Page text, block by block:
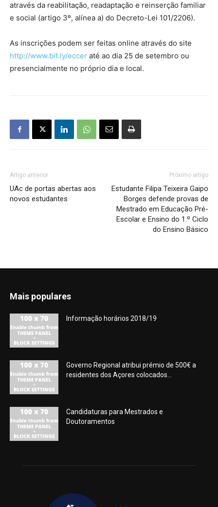
através da reabilitação, readaptação e reinserção familiar
e social (artigo 3º, alínea a) do Decreto-Lei 101/2206).
As inscrições podem ser feitas online através do site
http://www.bit.ly/eccer até ao dia 25 de setembro ou
presencialmente no próprio dia e local.
Artigo anterior
UAc de portas abertas aos
novos estudantes
Próximo artigo
Estudante Filipa Teixeira Gaipo
Borges defende provas de
Mestrado em Educação Pré-
Escolar e Ensino do 1.º Ciclo
do Ensino Básico
Mais populares
Informação horários 2018/19
Governo Regional atribui prémio de 500€ a
residentes dos Açores colocados...
Candidaturas para Mestrados e
Doutoramentos